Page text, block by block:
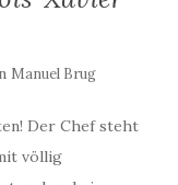
Manuel Brug
Der Chef steht
völlig